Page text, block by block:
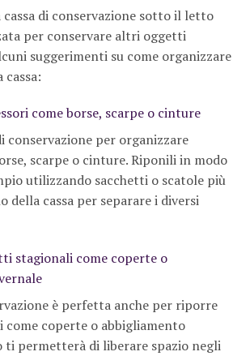
di conservazione sotto il letto
per conservare altri oggetti
suggerimenti su come organizzare
come borse, scarpe o cinture
conservazione per organizzare
scarpe o cinture. Riponili in modo
utilizzando sacchetti o scatole più
della cassa per separare i diversi
stagionali come coperte o
è perfetta anche per riporre
coperte o abbigliamento
ti permetterà di liberare spazio negli